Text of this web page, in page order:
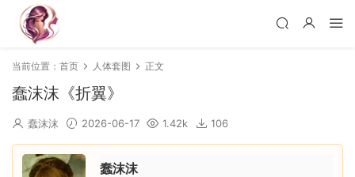
当前位置： 首页 人体套图 正文
蠢沫沫《折翼》
蠢沫沫 2026-06-17 1.42k 106
蠢沫沫